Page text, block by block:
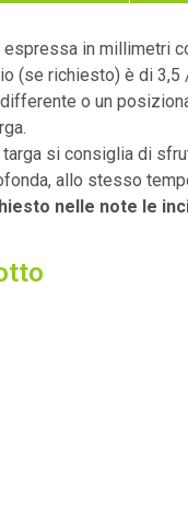
in millimetri
(se richiesto) è di 3,5
o un
si consiglia di
allo stesso
nelle note le